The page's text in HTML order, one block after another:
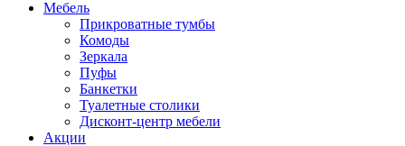
Мебель
Прикроватные тумбы
Комоды
Зеркала
Пуфы
Банкетки
Туалетные столики
Дисконт-центр мебели
Акции